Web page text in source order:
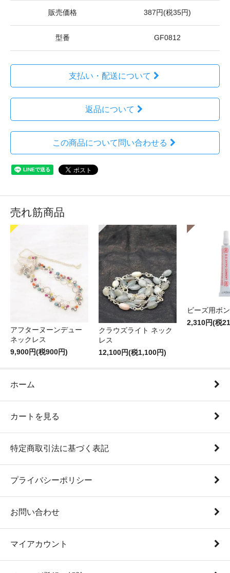
販売価格 387円(税35円)
型番 GF0812
支払い・配送について
返品について
この商品について問い合わせる
売れ筋商品
アフターヌーンデュー
ネックレス
9,900円(税900円)
クラウズライト ネック
レス
12,100円(税1,100円)
ビーズ用ボ
2,310円(税
ホーム
カートを見る
特定商取引法に基づく表記
プライバシーポリシー
お問い合わせ
マイアカウント